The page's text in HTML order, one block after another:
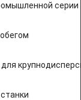
серии